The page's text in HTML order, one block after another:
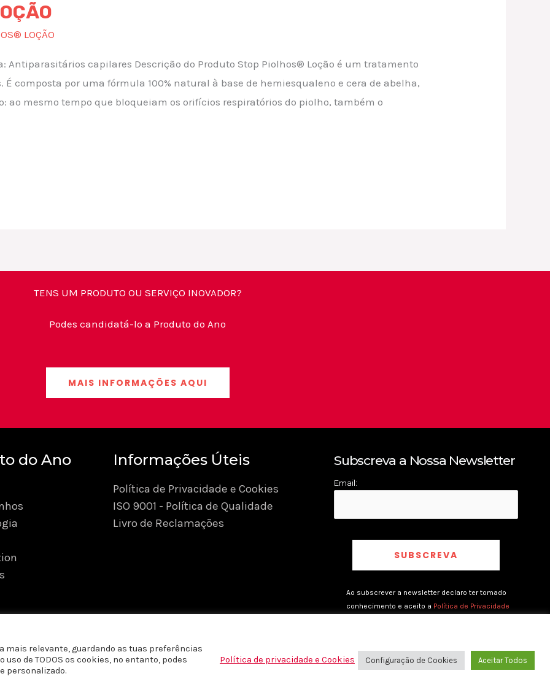
LOÇÃO
Antiparasitários capilares Descrição do Produto Stop Piolhos® Loção é um tratamento
É composta por uma fórmula 100% natural à base de hemiesqualeno e cera de abelha,
ao mesmo tempo que bloqueiam os orifícios respiratórios do piolho, também o
TENS UM PRODUTO OU SERVIÇO INOVADOR?
Podes candidatá-lo a Produto do Ano
MAIS INFORMAÇÕES AQUI
do Ano Informações Úteis
Política de Privacidade e Cookies
ISO 9001 - Política de Qualidade
Livro de Reclamações
Subscreva a Nossa Newsletter
Email:
Ao subscrever a newsletter declaro ter tomado
conhecimento e aceito a Política de Privacidade
© 2026 Produto do Ano Portugal | Políticas de Privacidade e Cookies
relevante, guardando as tuas preferências
de TODOS os cookies, no entanto, podes
personalizado.
Política de privacidade e Cookies Configuração de Cookies Aceitar Todos